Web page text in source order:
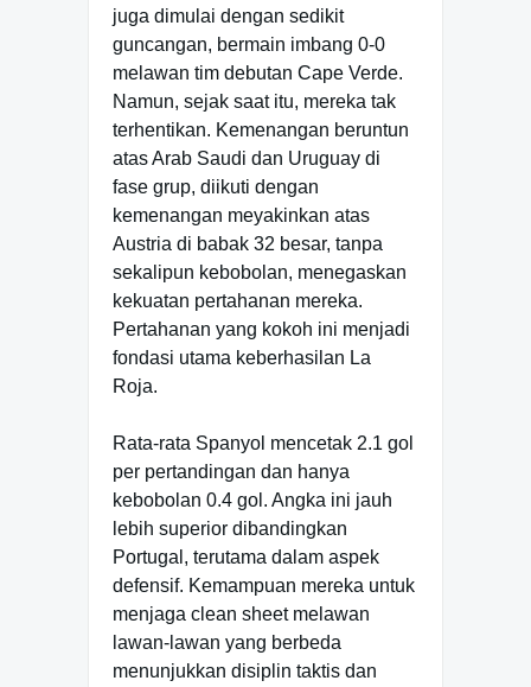
juga dimulai dengan sedikit
guncangan, bermain imbang 0-0
melawan tim debutan Cape Verde.
Namun, sejak saat itu, mereka tak
terhentikan. Kemenangan beruntun
atas Arab Saudi dan Uruguay di
fase grup, diikuti dengan
kemenangan meyakinkan atas
Austria di babak 32 besar, tanpa
sekalipun kebobolan, menegaskan
kekuatan pertahanan mereka.
Pertahanan yang kokoh ini menjadi
fondasi utama keberhasilan La
Roja.
Rata-rata Spanyol mencetak 2.1 gol
per pertandingan dan hanya
kebobolan 0.4 gol. Angka ini jauh
lebih superior dibandingkan
Portugal, terutama dalam aspek
defensif. Kemampuan mereka untuk
menjaga clean sheet melawan
lawan-lawan yang berbeda
menunjukkan disiplin taktis dan